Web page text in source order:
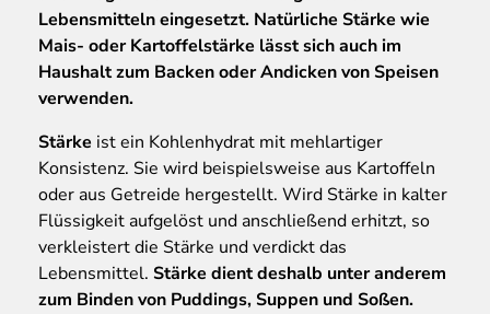
Lebensmitteln eingesetzt. Natürliche Stärke wie
Mais- oder Kartoffelstärke lässt sich auch im
Haushalt zum Backen oder Andicken von Speisen
verwenden.
Stärke ist ein Kohlenhydrat mit mehlartiger
Konsistenz. Sie wird beispielsweise aus Kartoffeln
oder aus Getreide hergestellt. Wird Stärke in kalter
Flüssigkeit aufgelöst und anschließend erhitzt, so
verkleistert die Stärke und verdickt das
Lebensmittel. Stärke dient deshalb unter anderem
zum Binden von Puddings, Suppen und Soßen.